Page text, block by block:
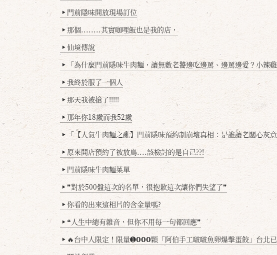
▶ 門前隱味開放現場訂位
▶ 那個........其實咖哩飯也是我的店，
▶ 仙境傳說
▶ 「為什麼門前隱味牛肉麵，讓無數老饕邊吃邊罵、邊罵邊愛？小辣雞揭密！」
▶ 我終於服了一個人
▶ 那天我被搶了!!!!!
▶ 那年你18歲而我52歲
▶ 「【人氣牛肉麵之亂】門前隱味預約制崩壞真相：是誰讓老闆心灰意冷？」
▶ 原來開店預約了被放鳥....該檢討的是自己??!
▶ 門前隱味牛肉麵菜單
▶ ❞對於500盤這次的名單，很抱歉這次讓你們失望了❞
▶ 你看的出來這相片的含金量嗎?
▶ ❝人生中總有雜音，但你不用每一句都回應❞
▶ 🔥台中人限定！限量➊𝟬𝟬𝟬顆「阿伯手工啵啵魚卵爆擊蛋餃」台北已被搶爆2萬顆，最後名額門前隱味只留給你！🥟💥